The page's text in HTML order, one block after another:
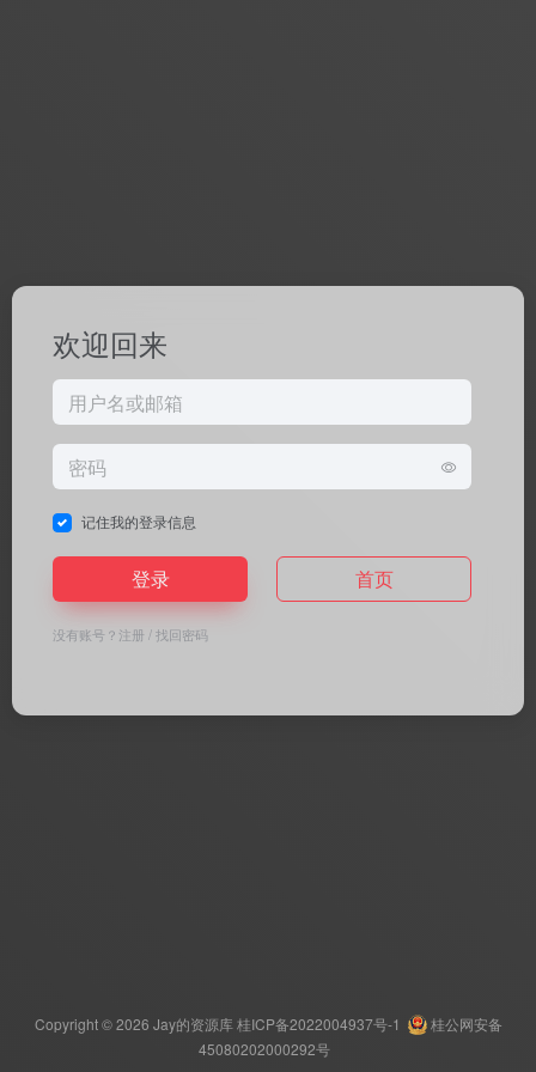
欢迎回来
记住我的登录信息
登录 首页
没有账号？ 注册 /找回密码
Copyright © 2026 Jay的资源库 桂ICP备2022004937号-1
桂公网安备
45080202000292号